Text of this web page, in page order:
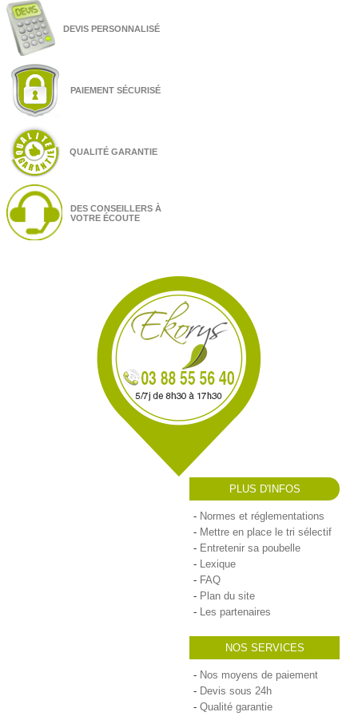
DEVIS PERSONNALISÉ
PAIEMENT SÉCURISÉ
QUALITÉ GARANTIE
DES CONSEILLERS À
VOTRE ÉCOUTE
PLUS D'INFOS
Normes et réglementations
Mettre en place le tri sélectif
Entretenir sa poubelle
Lexique
FAQ
Plan du site
Les partenaires
NOS SERVICES
Nos moyens de paiement
Devis sous 24h
Qualité garantie